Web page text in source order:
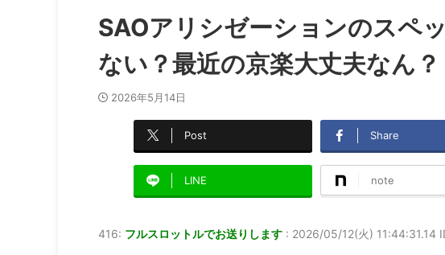
SAOアリシゼーションのスペ
ない？最近の京楽大丈夫なん？
2026年5月14日
Post Share
LINE note
416: フルスロットルでお送りします : 2026/05/12(火) 11:44:31.14